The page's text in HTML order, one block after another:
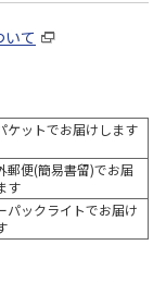
て
ケットでお届けします
郵便(簡易書留)でお届
す
パックライトでお届け